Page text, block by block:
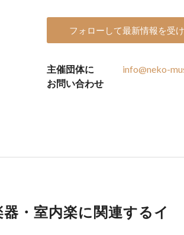
フォローして最新情報を受
主催団体に
お問い合わせ
info@neko-
・室内楽に関連するイ